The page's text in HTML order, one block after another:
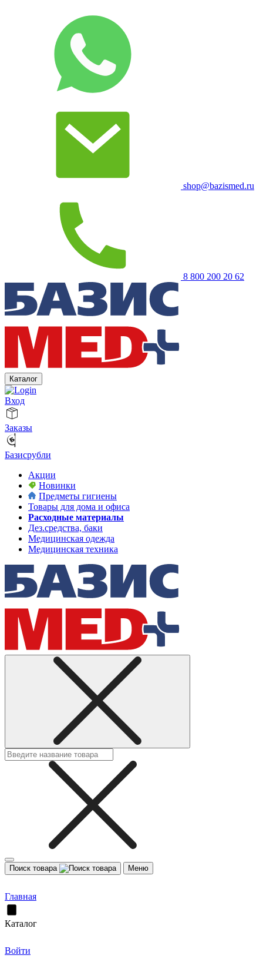
shop@bazismed.ru
8 800 200 20 62
Каталог
Вход
Заказы
Базисрубли
Акции
Новинки
Предметы гигиены
Товары для дома и офиса
Расходные материалы
Дез.средства, баки
Медицинская одежда
Медицинская техника
Поиск товара Меню
Главная
Каталог
Войти